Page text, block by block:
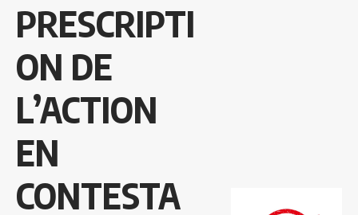
PRESCRIPTI
ON DE
L’ACTION
EN
CONTESTA